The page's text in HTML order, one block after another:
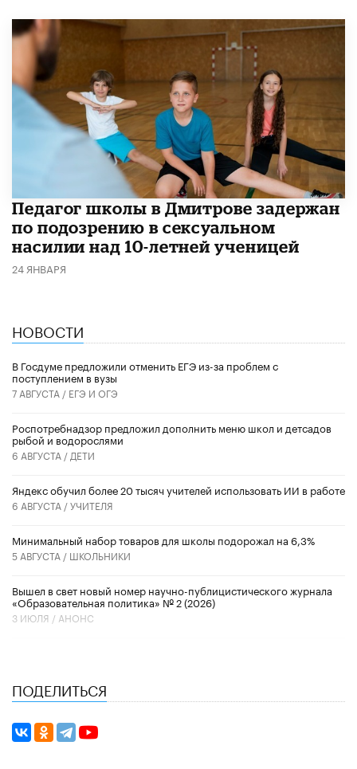
Педагог школы в Дмитрове задержан
по подозрению в сексуальном
насилии над 10-летней ученицей
24 ЯНВАРЯ
НОВОСТИ
В Госдуме предложили отменить ЕГЭ из-за проблем с
поступлением в вузы
7 АВГУСТА / ЕГЭ И ОГЭ
Роспотребнадзор предложил дополнить меню школ и детсадов
рыбой и водорослями
6 АВГУСТА / ДЕТИ
​Яндекс обучил более 20 тысяч учителей использовать ИИ в работе
6 АВГУСТА /УЧИТЕЛЯ
Минимальный набор товаров для школы подорожал на 6,3%
5 АВГУСТА / ШКОЛЬНИКИ
Вышел в свет новый номер научно-публицистического журнала
«Образовательная политика» № 2 (2026)
3 ИЮЛЯ / АНОНС
ПОДЕЛИТЬСЯ